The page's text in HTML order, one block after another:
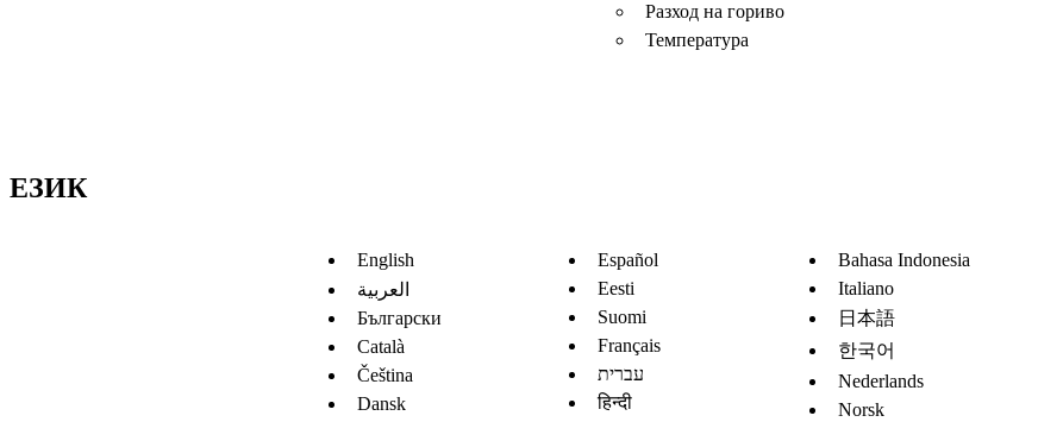
Разход на гориво
Температура
ЕЗИК
English
العربية
Български
Català
Čeština
Dansk
Español
Eesti
Suomi
Français
עברית
हिन्दी
Bahasa Indonesia
Italiano
日本語
한국어
Nederlands
Norsk